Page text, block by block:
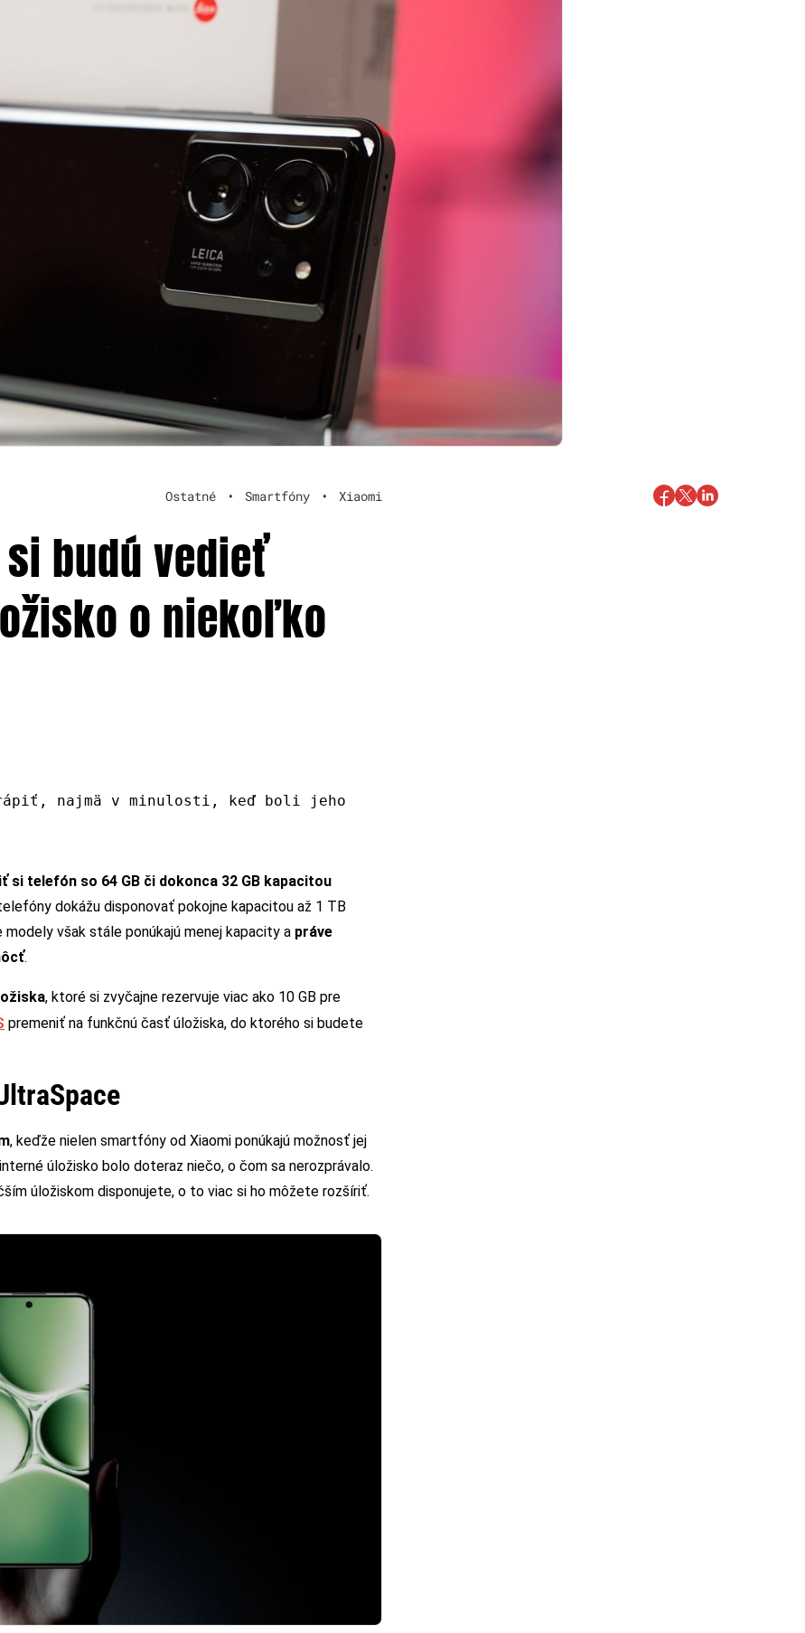
Ostatné • Smartfóny • Xiaomi
budú vedieť
o niekoľko
najmä v minulosti, keď boli jeho
si telefón so 64 GB či dokonca 32 GB kapacitou
dokážu disponovať pokojne kapacitou až 1 TB
modely však stále ponúkajú menej kapacity a práve
.
, ktoré si zvyčajne rezervuje viac ako 10 GB pre
premeniť na funkčnú časť úložiska, do ktorého si budete
, keďže nielen smartfóny od Xiaomi ponúkajú možnosť jej
úložisko bolo doteraz niečo, o čom sa nerozprávalo.
úložiskom disponujete, o to viac si ho môžete rozšíriť.